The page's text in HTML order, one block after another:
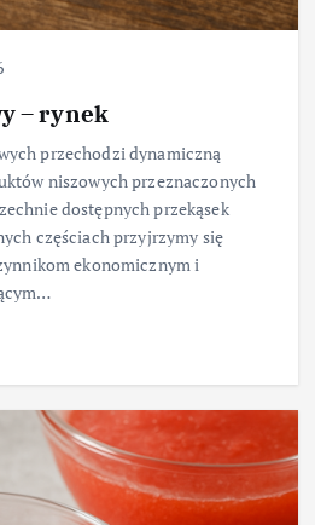
– rynek
przechodzi dynamiczną
niszowych przeznaczonych
dostępnych przekąsek
częściach przyjrzymy się
ekonomicznym i